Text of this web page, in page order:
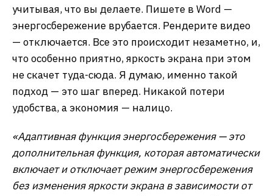
учитывая, что вы делаете. Пишете в Word —
энергосбережение врубается. Рендерите видео
— отключается. Все это происходит незаметно, и,
что особенно приятно, яркость экрана при этом
не скачет туда-сюда. Я думаю, именно такой
подход — это шаг вперед. Никакой потери
удобства, а экономия — налицо.
«Адаптивная функция энергосбережения — это
дополнительная функция, которая автоматически
включает и отключает режим энергосбережения
без изменения яркости экрана в зависимости от